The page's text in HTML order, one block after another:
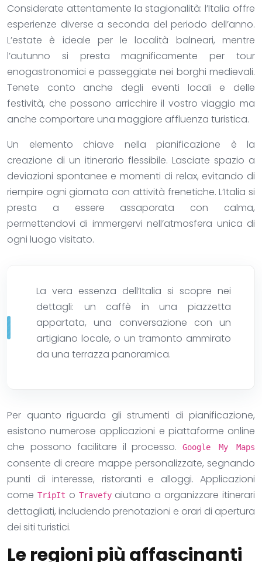
Considerate attentamente la stagionalità: l’Italia offre
esperienze diverse a seconda del periodo dell’anno.
L’estate è ideale per le località balneari, mentre
l’autunno si presta magnificamente per tour
enogastronomici e passeggiate nei borghi medievali.
Tenete conto anche degli eventi locali e delle
festività, che possono arricchire il vostro viaggio ma
anche comportare una maggiore affluenza turistica.
Un elemento chiave nella pianificazione è la
creazione di un itinerario flessibile. Lasciate spazio a
deviazioni spontanee e momenti di relax, evitando di
riempire ogni giornata con attività frenetiche. L’Italia si
presta a essere assaporata con calma,
permettendovi di immergervi nell’atmosfera unica di
ogni luogo visitato.
La vera essenza dell’Italia si scopre nei
dettagli: un caffè in una piazzetta
appartata, una conversazione con un
artigiano locale, o un tramonto ammirato
da una terrazza panoramica.
Per quanto riguarda gli strumenti di pianificazione,
esistono numerose applicazioni e piattaforme online
che possono facilitare il processo.Google My Maps
consente di creare mappe personalizzate, segnando
punti di interesse, ristoranti e alloggi. Applicazioni
come TripIt o Travefyaiutano a organizzare itinerari
dettagliati, includendo prenotazioni e orari di apertura
dei siti turistici.
Le regioni più affascinanti